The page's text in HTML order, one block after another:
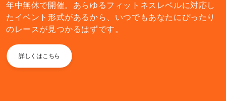
年中無休で開催。あらゆるフィットネスレベルに対応し
たイベント形式があるから、いつでもあなたにぴったり
のレースが見つかるはずです。
詳しくはこちら